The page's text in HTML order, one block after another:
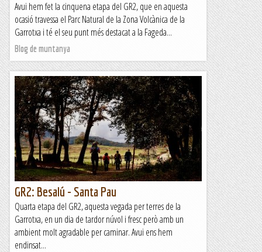
Avui hem fet la cinquena etapa del GR2, que en aquesta
ocasió travessa el Parc Natural de la Zona Volcànica de la
Garrotxa i té el seu punt més destacat a la Fageda...
Blog de muntanya
GR2: Besalú - Santa Pau
Quarta etapa del GR2, aquesta vegada per terres de la
Garrotxa, en un dia de tardor núvol i fresc però amb un
ambient molt agradable per caminar. Avui ens hem
endinsat...